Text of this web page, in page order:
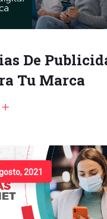
De
Tu Marca
2021